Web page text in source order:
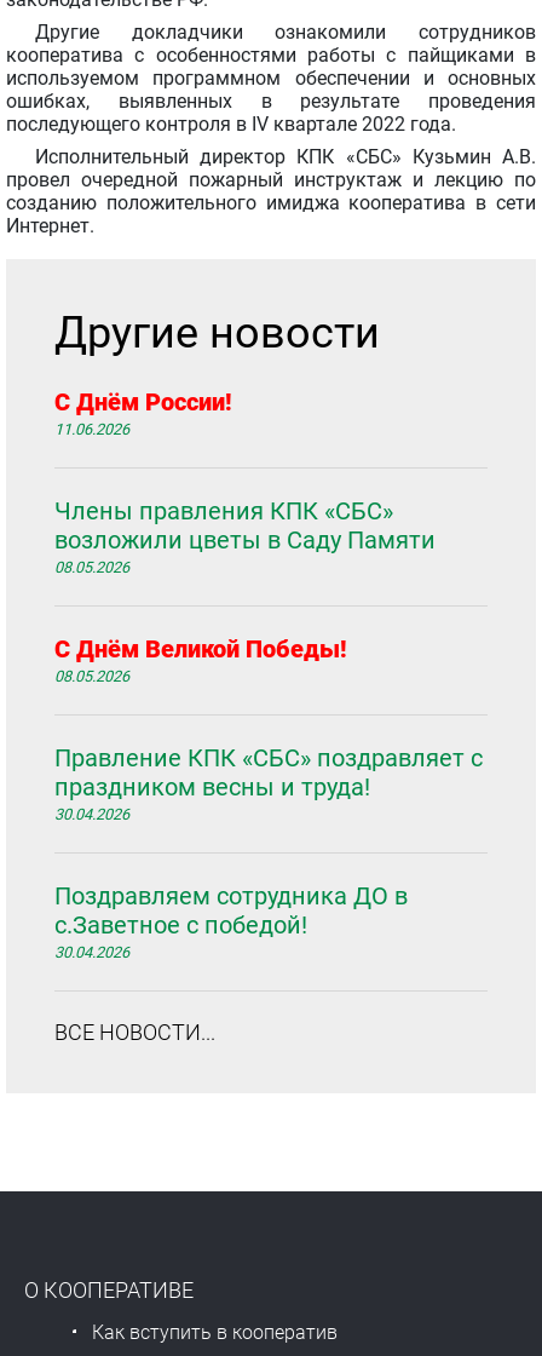
Другие докладчики ознакомили сотрудников
кооператива с особенностями работы с пайщиками в
используемом программном обеспечении и основных
ошибках, выявленных в результате проведения
последующего контроля в IV квартале 2022 года.
Исполнительный директор КПК «СБС» Кузьмин А.В.
провел очередной пожарный инструктаж и лекцию по
созданию положительного имиджа кооператива в сети
Интернет.
Другие новости
С Днём России!
11.06.2026
Члены правления КПК «СБС»
возложили цветы в Саду Памяти
08.05.2026
С Днём Великой Победы!
08.05.2026
Правление КПК «СБС» поздравляет с
праздником весны и труда!
30.04.2026
Поздравляем сотрудника ДО в
с.Заветное с победой!
30.04.2026
ВСЕ НОВОСТИ...
О КООПЕРАТИВЕ
Как вступить в кооператив